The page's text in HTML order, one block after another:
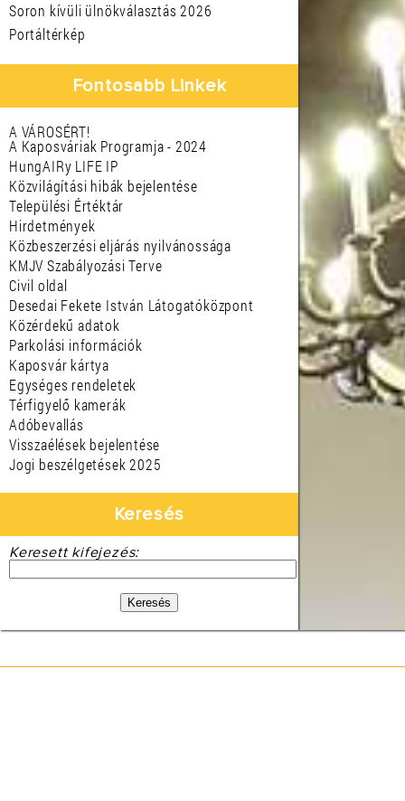
Soron kívüli ülnökválasztás 2026
Portáltérkép
Fontosabb Linkek
A VÁROSÉRT!
A Kaposváriak Programja - 2024
HungAIRy LIFE IP
Közvilágítási hibák bejelentése
Települési Értéktár
Hirdetmények
Közbeszerzési eljárás nyilvánossága
KMJV Szabályozási Terve
Civil oldal
Desedai Fekete István Látogatóközpont
Közérdekű adatok
Parkolási információk
Kaposvár kártya
Egységes rendeletek
Térfigyelő kamerák
Adóbevallás
Visszaélések bejelentése
Jogi beszélgetések 2025
Keresés
Keresett kifejezés: